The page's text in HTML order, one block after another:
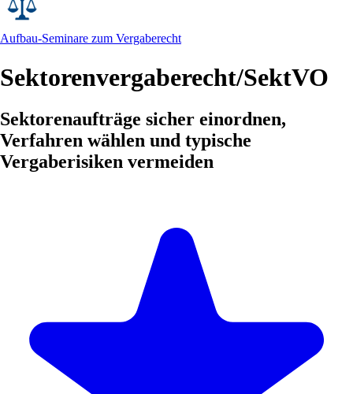
Aufbau-Seminare zum Vergaberecht
Sektorenvergaberecht/SektVO
Sektorenaufträge sicher einordnen,
Verfahren wählen und typische
Vergaberisiken vermeiden